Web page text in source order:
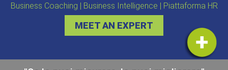
Business Coaching | Business Intelligence | Piattaforma HR
MEET AN EXPERT